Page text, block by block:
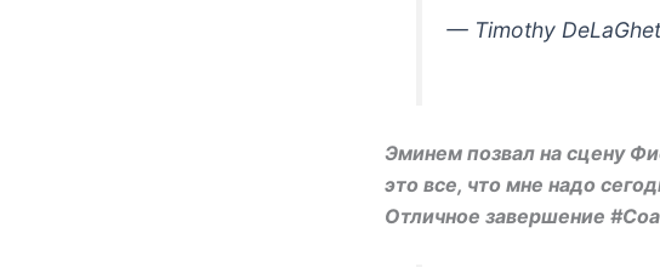
— Timothy
Эминем позвал на сцену
это все, что мне надо
Отличное завершение